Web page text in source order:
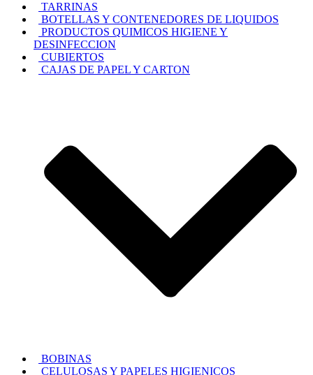
TARRINAS
BOTELLAS Y CONTENEDORES DE LIQUIDOS
PRODUCTOS QUIMICOS HIGIENE Y
DESINFECCION
CUBIERTOS
CAJAS DE PAPEL Y CARTON
BOBINAS
CELULOSAS Y PAPELES HIGIENICOS